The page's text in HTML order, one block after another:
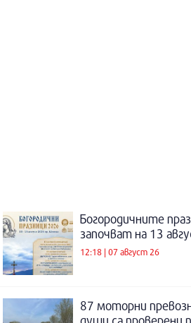
Богородичните
започват на 13
12:18 | 07 август 26
87 моторни